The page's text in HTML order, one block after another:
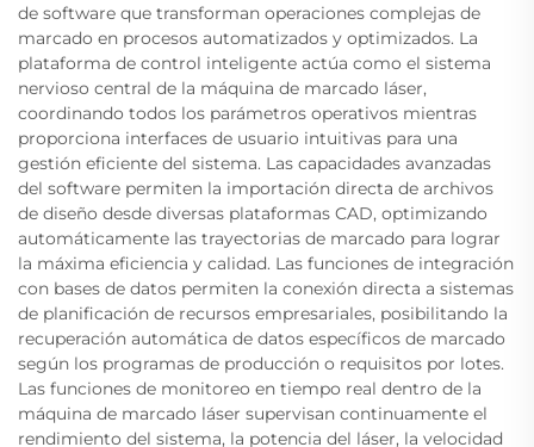
de software que transforman operaciones complejas de
marcado en procesos automatizados y optimizados. La
plataforma de control inteligente actúa como el sistema
nervioso central de la máquina de marcado láser,
coordinando todos los parámetros operativos mientras
proporciona interfaces de usuario intuitivas para una
gestión eficiente del sistema. Las capacidades avanzadas
del software permiten la importación directa de archivos
de diseño desde diversas plataformas CAD, optimizando
automáticamente las trayectorias de marcado para lograr
la máxima eficiencia y calidad. Las funciones de integración
con bases de datos permiten la conexión directa a sistemas
de planificación de recursos empresariales, posibilitando la
recuperación automática de datos específicos de marcado
según los programas de producción o requisitos por lotes.
Las funciones de monitoreo en tiempo real dentro de la
máquina de marcado láser supervisan continuamente el
rendimiento del sistema, la potencia del láser, la velocidad